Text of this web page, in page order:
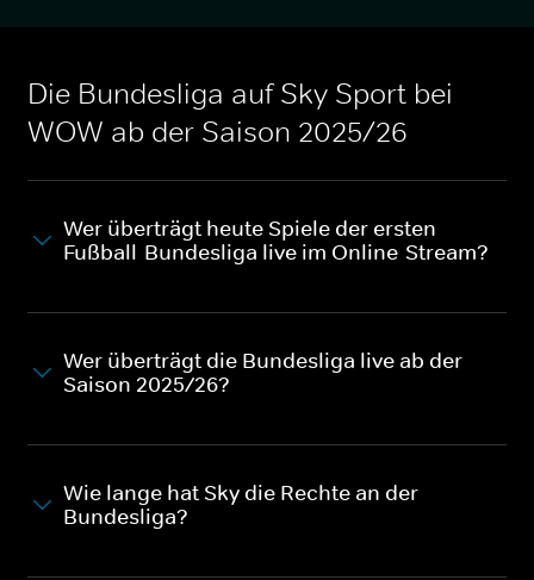
Die Bundesliga auf Sky Sport bei
WOW ab der Saison 2025/26
Wer überträgt heute Spiele der ersten
Fußball-Bundesliga live im Online-Stream?
Wer überträgt die Bundesliga live ab der
Saison 2025/26?
Wie lange hat Sky die Rechte an der
Bundesliga?